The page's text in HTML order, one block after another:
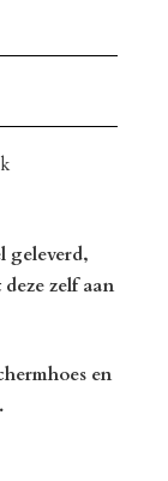
geleverd,
zelf aan
en